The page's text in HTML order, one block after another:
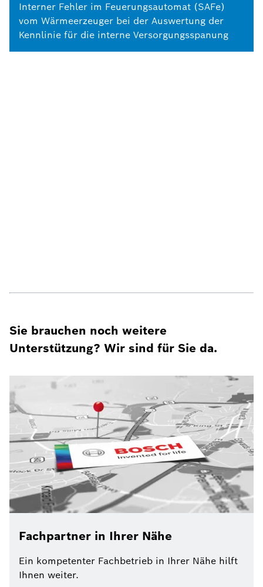
Interner Fehler im Feuerungsautomat (SAFe)
vom Wärmeerzeuger bei der Auswertung der
Kennlinie für die interne Versorgungsspanung
Sie brauchen noch weitere
Unterstützung? Wir sind für Sie da.
Fachpartner in Ihrer Nähe
Ein kompetenter Fachbetrieb in Ihrer Nähe hilft
Ihnen weiter.